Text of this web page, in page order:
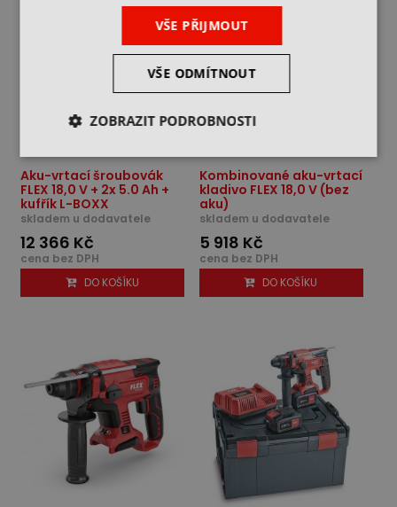
Aku-vrtací šroubovák
FLEX 18,0 V + 2x 5.0 Ah +
kufřík L-BOXX
skladem u dodavatele
12 366 Kč
cena bez DPH
DO KOŠÍKU
Kombinované aku-vrtací
kladivo FLEX 18,0 V (bez
aku)
skladem u dodavatele
5 918 Kč
cena bez DPH
DO KOŠÍKU
VŠE PŘIJMOUT
VŠE ODMÍTNOUT
ZOBRAZIT PODROBNOSTI